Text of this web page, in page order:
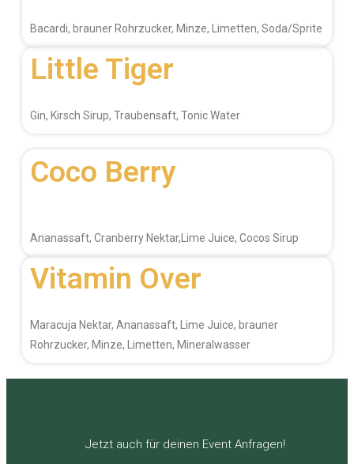
Bacardi, brauner Rohrzucker, Minze, Limetten, Soda/Sprite
Little Tiger
Gin, Kirsch Sirup, Traubensaft, Tonic Water
Coco Berry
Ananassaft, Cranberry Nektar,Lime Juice, Cocos Sirup
Vitamin Over
Maracuja Nektar, Ananassaft, Lime Juice, brauner
Rohrzucker, Minze, Limetten, Mineralwasser
Jetzt auch für deinen Event Anfragen!